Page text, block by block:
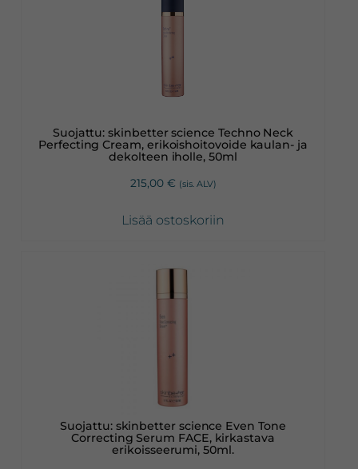
Suojattu: skinbetter science Techno Neck
Perfecting Cream, erikoishoitovoide kaulan- ja
dekolteen iholle, 50ml
215,00 € (sis. ALV)
Lisää ostoskoriin
Suojattu: skinbetter science Even Tone
Correcting Serum FACE, kirkastava
erikoisseerumi, 50ml.